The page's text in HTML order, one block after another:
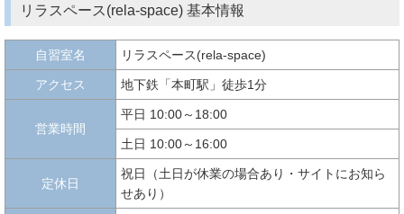
リラスペース(rela-space) 基本情報
自習室名 リラスペース(rela-space)
アクセス 地下鉄「本町駅」徒歩1分
営業時間
平日 10:00～18:00
土日 10:00～16:00
定休日
祝日（土日が休業の場合あり・サイトにお知ら
せあり）